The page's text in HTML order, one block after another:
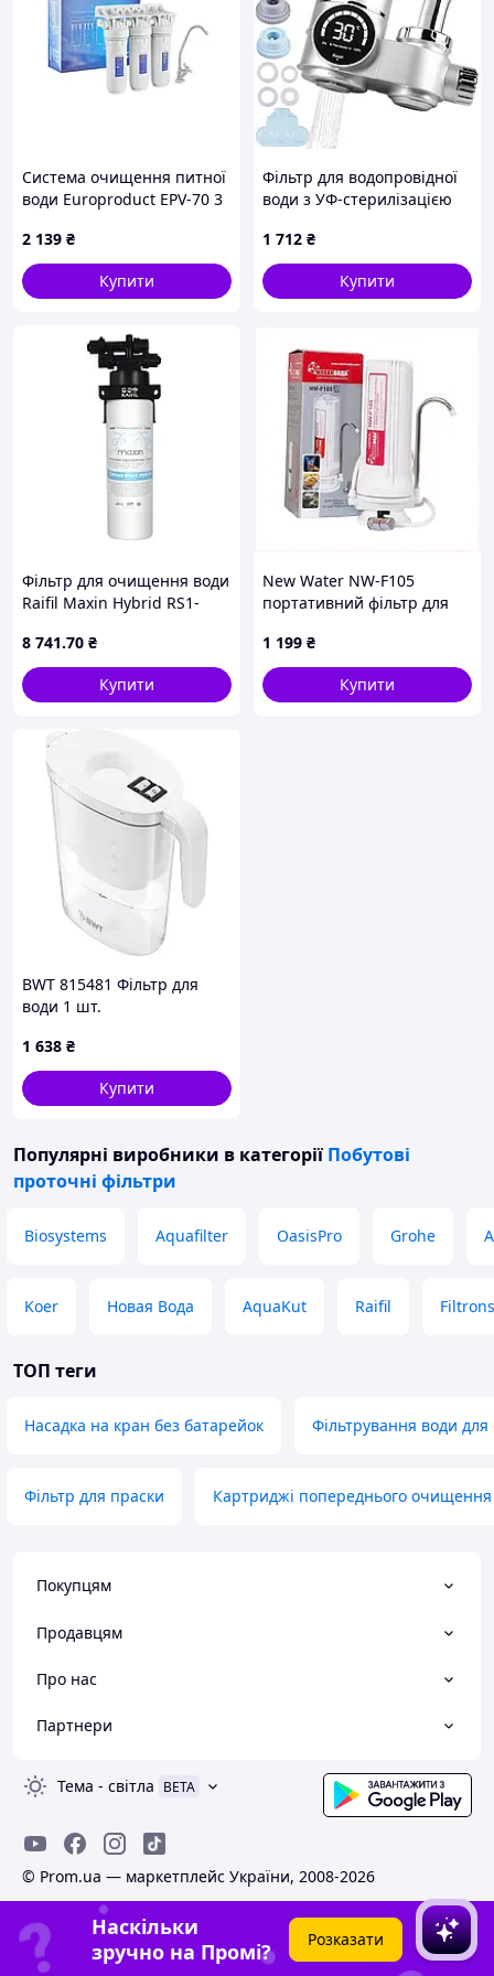
Система очищення питної
води Europroduct EPV-70 3
(ППР5+пом'якшення+спресоване
вугілля) (EP6220)
2 139 ₴
Купити
Фільтр для водопровідної
води з УФ-стерилізацією
білий для кухні та
подорожей
1 712 ₴
Купити
Фільтр для очищення води
Raifil Maxin Hybrid RS1-
очищення
8 741.70 ₴
Купити
New Water NW-F105
портативний фільтр для
1 199 ₴
Купити
BWT 815481 Фільтр для
води 1 шт.
1 638 ₴
Купити
Популярні виробники в категорії Побутові
проточні фільтри
Biosystems Aquafilter OasisPro Grohe
Koer Новая Вода AquaKut Raifil Filtrons
ТОП теги
Насадка на кран без батарейок Фільтрування води для
Фільтр для праски Картриджі попереднього очищення
Покупцям
Продавцям
Про нас
Партнери
Тема - світла BETA
© Prom.ua — маркетплейс України, 2008-2026
Наскільки
зручно на Промі?
Розказати